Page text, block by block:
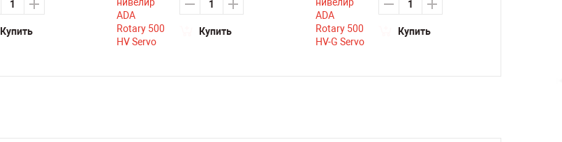
Купить Купить Купить